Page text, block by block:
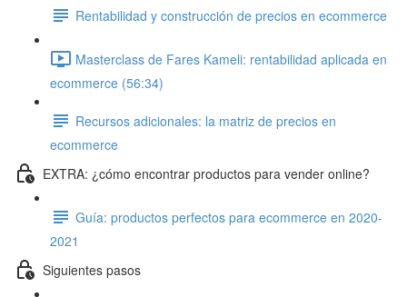
Rentabilidad y construcción de precios en ecommerce
Masterclass de Fares Kameli: rentabilidad aplicada en
ecommerce (56:34)
Recursos adicionales: la matriz de precios en
ecommerce
EXTRA: ¿cómo encontrar productos para vender online?
Guía: productos perfectos para ecommerce en 2020-
2021
Siguientes pasos